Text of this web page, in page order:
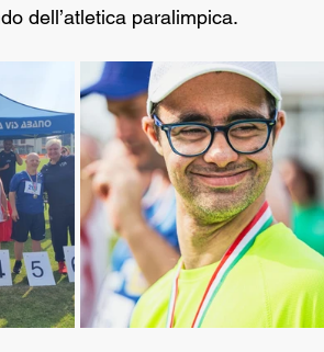
dell’atletica paralimpica.